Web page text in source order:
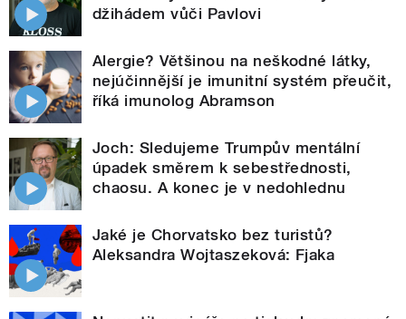
džihádem vůči Pavlovi
Alergie? Většinou na neškodné látky,
nejúčinnější je imunitní systém přeučit,
říká imunolog Abramson
Joch: Sledujeme Trumpův mentální
úpadek směrem k sebestřednosti,
chaosu. A konec je v nedohlednu
Jaké je Chorvatsko bez turistů?
Aleksandra Wojtaszeková: Fjaka